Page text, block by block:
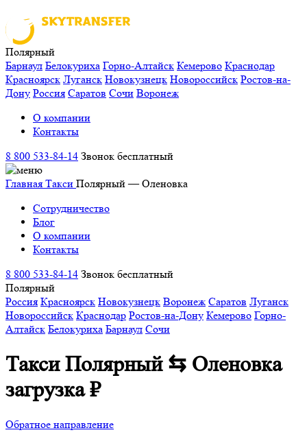
Полярный
Барнаул Белокуриха Горно-Алтайск Кемерово Краснодар
Красноярск Луганск Новокузнецк Новороссийск Ростов-на-
Дону Россия Саратов Сочи Воронеж
О компании
Контакты
8 800 533-84-14 Звонок бесплатный
Главная Такси Полярный — Оленовка
Сотрудничество
Блог
О компании
Контакты
8 800 533-84-14 Звонок бесплатный
Полярный
Россия Красноярск Новокузнецк Воронеж Саратов Луганск
Новороссийск Краснодар Ростов-на-Дону Кемерово Горно-
Алтайск Белокуриха Барнаул Сочи
Такси Полярный ⇆ Оленовка
загрузка₽
Обратное направление